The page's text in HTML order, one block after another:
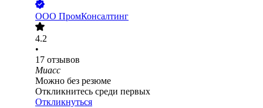
ООО ПромКонсалтинг
4.2
•
17 отзывов
Миасс
Можно без резюме
Откликнитесь среди первых
Откликнуться